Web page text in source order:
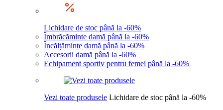
Lichidare de stoc până la -60%
Îmbrăcăminte damă până la -60%
Încălțăminte damă până la -60%
Accesorii damă până la -60%
Echipament sportiv pentru femei până la -60%
Vezi toate produsele Lichidare de stoc până la -60%